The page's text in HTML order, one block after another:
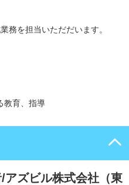
務を担当いただだいます。
教育、指導
アズビル株式会社（東